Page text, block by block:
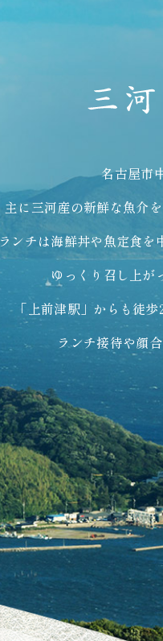
名古屋市
主に三河産の新鮮な魚介
ランチは海鮮丼や魚定食
ゆっくり召し上が
「上前津駅」からも徒
ランチ接待や顔